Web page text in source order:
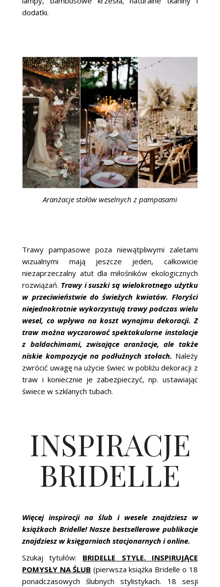
dodatki.
Aranżacje stołów weselnych z pampasami
Trawy pampasowe poza niewątpliwymi zaletami
wizualnymi mają jeszcze jeden, całkowicie
niezaprzeczalny atut dla miłośników ekologicznych
rozwiązań. Trawy i suszki są wielokrotnego użytku
w przeciwieństwie do świeżych kwiatów. Floryści
niejednokrotnie wykorzystują trawy podczas wielu
wesel, co wpływa na koszt wynajmu dekoracji. Z
traw można wyczarować spektakularne instalacje
z baldachimami, zwisające aranżacje, ale także
niskie kompozycje na podłużnych stołach. Należy
zwrócić uwagę na użycie świec w pobliżu dekoracji z
traw i koniecznie je zabezpieczyć, np. ustawiając
świece w szklanych tubach.
INSPIRACJE
BRIDELLE
Więcej inspiracji na ślub i wesele znajdziesz w
książkach Bridelle! Nasze bestsellerowe publikacje
znajdziesz w księgarniach stacjonarnych i online.
Szukaj tytułów: BRIDELLE STYLE. INSPIRUJĄCE
POMYSŁY NA ŚLUB (pierwsza książka Bridelle o 18
ponadczasowych ślubnych stylistykach. 18 sesji